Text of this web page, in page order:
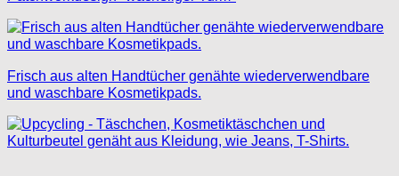
Frisch aus alten Handtücher genähte wiederverwendbare
und waschbare Kosmetikpads.